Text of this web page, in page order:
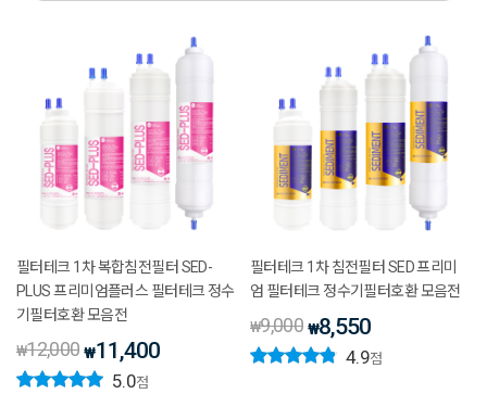
필터테크 1차 복합침전필터 SED-
PLUS 프리미엄플러스 필터테크 정수
기필터호환 모음전
₩12,000 ₩11,400
5.0점
필터테크 1차 침전필터 SED 프리미
엄 필터테크 정수기필터호환 모음전
₩9,000 ₩8,550
4.9점